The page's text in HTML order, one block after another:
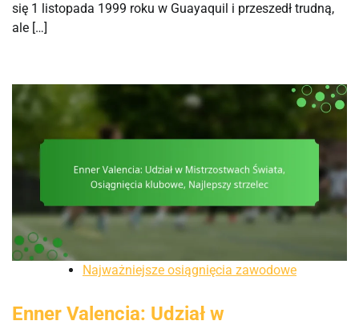
się 1 listopada 1999 roku w Guayaquil i przeszedł trudną,
ale […]
Najważniejsze osiągnięcia zawodowe
Enner Valencia: Udział w